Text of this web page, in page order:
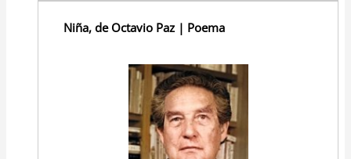
Niña, de Octavio Paz | Poema